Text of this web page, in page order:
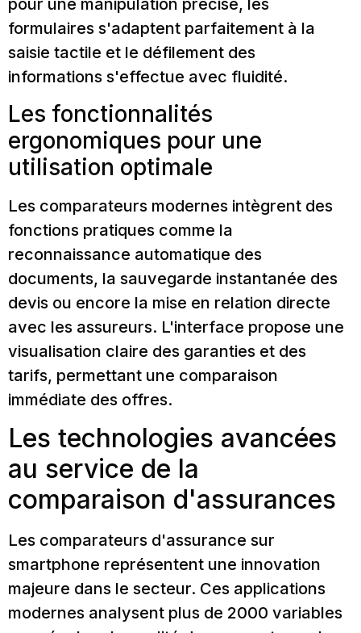
pour une manipulation précise, les
formulaires s'adaptent parfaitement à la
saisie tactile et le défilement des
informations s'effectue avec fluidité.
Les fonctionnalités
ergonomiques pour une
utilisation optimale
Les comparateurs modernes intègrent des
fonctions pratiques comme la
reconnaissance automatique des
documents, la sauvegarde instantanée des
devis ou encore la mise en relation directe
avec les assureurs. L'interface propose une
visualisation claire des garanties et des
tarifs, permettant une comparaison
immédiate des offres.
Les technologies avancées
au service de la
comparaison d'assurances
Les comparateurs d'assurance sur
smartphone représentent une innovation
majeure dans le secteur. Ces applications
modernes analysent plus de 2000 variables